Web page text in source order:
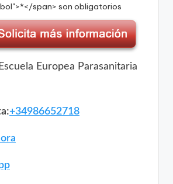
span> son obligatorios
Escuela Europea Parasanitaria
+34986652718